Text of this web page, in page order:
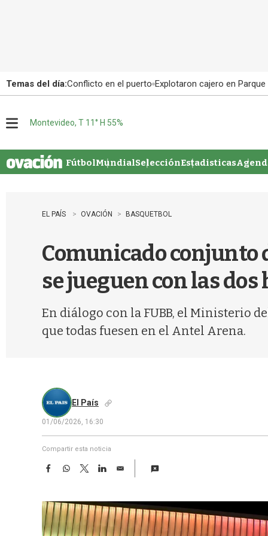
Temas del día:Conflicto en el puerto Explotaron cajero en
u
Montevideo, T 11° H 55%
FútbolMundialSelecciónEstadisticas
EL PAÍS OVACIÓN BASQUETBOL
Comunicado conjunto
se jueguen con las
En diálogo con la FUBB, el Ministerio
que todas fuesen en el Antel Arena.
El País
01/06/2026, 16:30
Compartir esta noticia
F
e
b
o
W
t
s
A
T
w
t
t
e
L
k
e
d
E
i
l